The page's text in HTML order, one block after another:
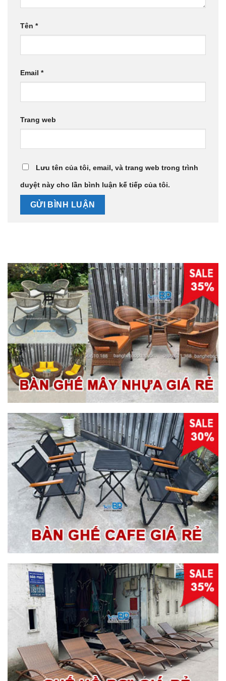
Tên *
Email *
Trang web
Lưu tên của tôi, email, và trang web trong trình
duyệt này cho lần bình luận kế tiếp của tôi.